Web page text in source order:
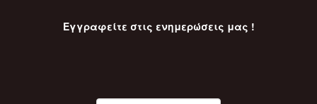
Εγγραφείτε στις ενημερώσεις μας !